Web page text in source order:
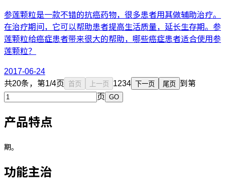
参莲颗粒是一款不错的抗癌药物，很多患者用其做辅助治疗。
在治疗期间，它可以帮助患者提高生活质量，延长生存期。参
莲颗粒给癌症患者带来很大的帮助，哪些癌症患者适合使用参
莲颗粒？
2017-06-24
共20条，第1/4页
首页 上一页 1234 下一页 尾页
到第
页 GO
产品特点
期。
功能主治